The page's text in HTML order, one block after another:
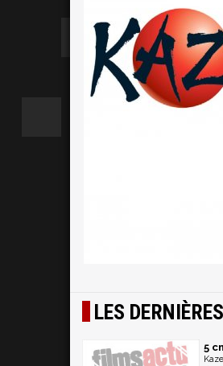
LES
5